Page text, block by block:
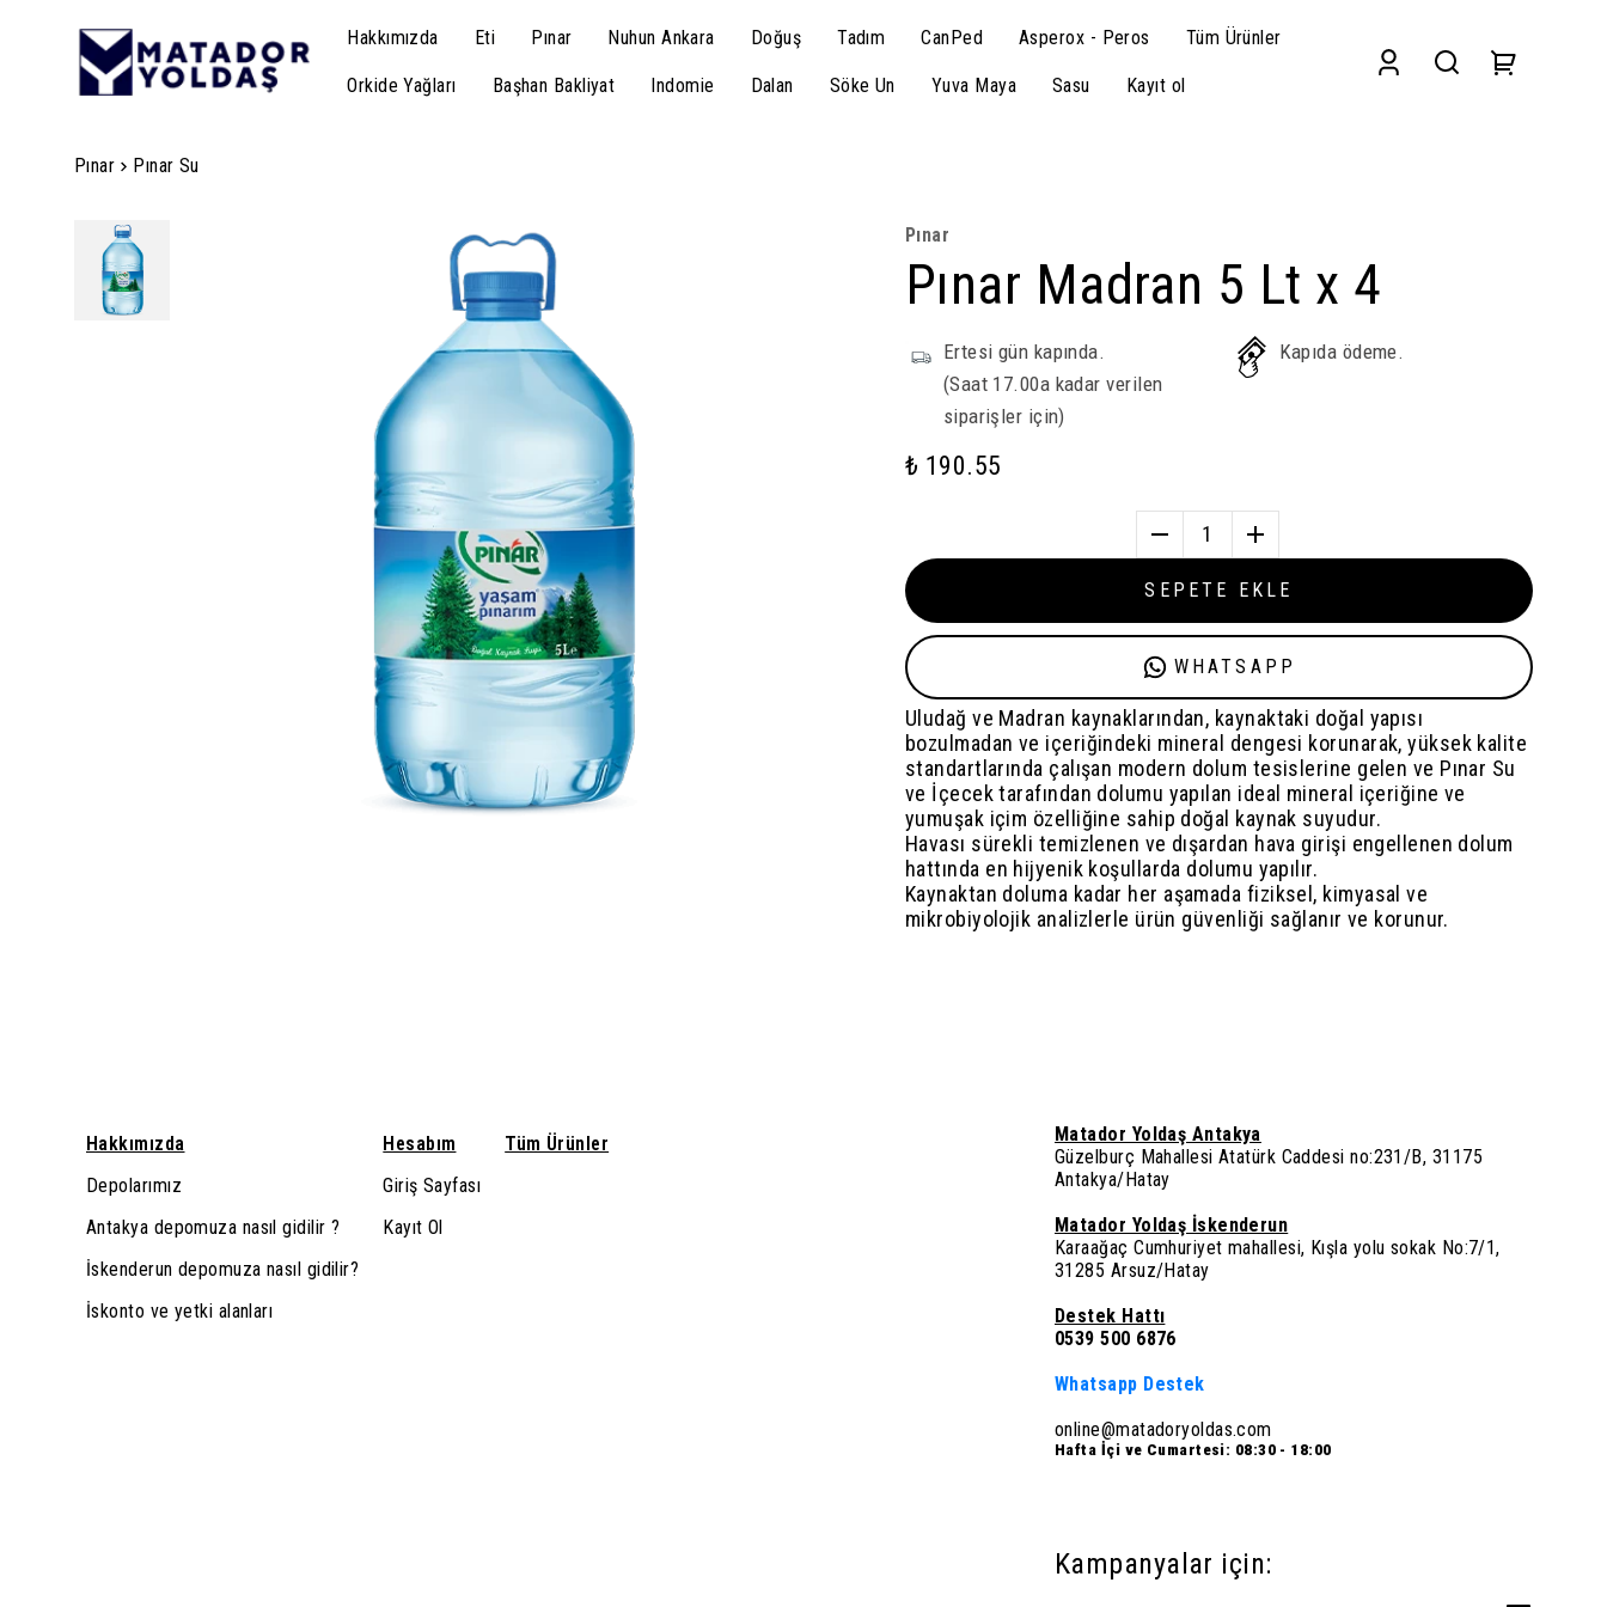
Hakkımızda Eti Pınar Nuhun Ankara Doğuş Tadım CanPed Asperox - Peros Tüm Ürünler
Orkide Yağları Başhan Bakliyat Indomie Dalan Söke Un Yuva Maya Sasu Kayıt ol
Pınar Pınar Su
Pınar
Pınar Madran 5 Lt x 4
Ertesi gün kapında.
(Saat 17.00a kadar verilen
siparişler için)
Kapıda ödeme.
₺ 190.55
1
SEPETE EKLE
WHATSAPP
Uludağ ve Madran kaynaklarından, kaynaktaki doğal yapısı
bozulmadan ve içeriğindeki mineral dengesi korunarak, yüksek kalite
standartlarında çalışan modern dolum tesislerine gelen ve Pınar Su
ve İçecek tarafından dolumu yapılan ideal mineral içeriğine ve
yumuşak içim özelliğine sahip doğal kaynak suyudur.
Havası sürekli temizlenen ve dışardan hava girişi engellenen dolum
hattında en hijyenik koşullarda dolumu yapılır.
Kaynaktan doluma kadar her aşamada fiziksel, kimyasal ve
mikrobiyolojik analizlerle ürün güvenliği sağlanır ve korunur.
Hakkımızda
Depolarımız
Antakya depomuza nasıl gidilir ?
İskenderun depomuza nasıl gidilir?
İskonto ve yetki alanları
Hesabım
Giriş Sayfası
Kayıt Ol
Tüm Ürünler
Matador Yoldaş Antakya
Güzelburç Mahallesi Atatürk Caddesi no:231/B, 31175
Antakya/Hatay
Matador Yoldaş İskenderun
Karaağaç Cumhuriyet mahallesi, Kışla yolu sokak No:7/1,
31285 Arsuz/Hatay
Destek Hattı
0539 500 6876
Whatsapp Destek
online@matadoryoldas.com
Hafta İçi ve Cumartesi: 08:30 - 18:00
Kampanyalar için: